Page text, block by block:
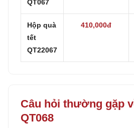
QT067
Hộp quà
tết
QT22067
410,000đ
Câu hỏi thường gặp
QT068